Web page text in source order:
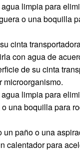
limpia para
o una boquilla
cinta
con agua de
de su cinta
microorganismo.
limpia para
una boquilla para
paño o una
calentador para